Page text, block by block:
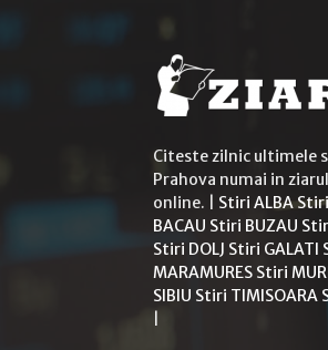
Citeste zilnic ultimele
Prahova numai in
online. | Stiri ALBA
BACAU Stiri BUZAU
Stiri DOLJ Stiri GALATI
MARAMURES Stiri
SIBIU Stiri TIMISOARA